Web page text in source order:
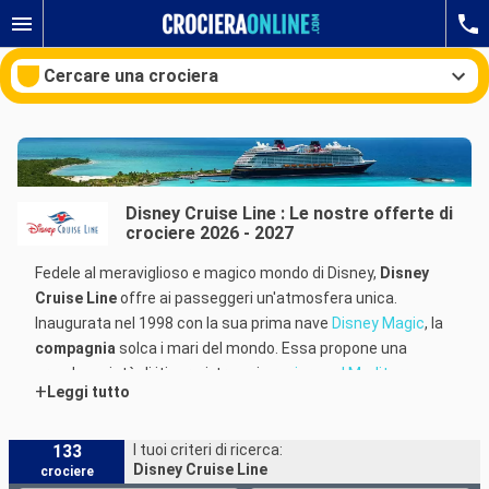
Cercare una crociera
Mesi di partenza
Porti Compagnie
Ricerca
Disney Cruise Line : Le nostre offerte di
crociere 2026 - 2027
Fedele al meraviglioso e magico mondo di Disney, Disney
Cruise Lineoffre ai passeggeri un'atmosfera unica.
Inaugurata nel 1998 con la sua prima nave Disney Magic, la
compagnia solca i mari del mondo. Essa propone una
grande varietà di itinerari, tra cui
crociere nel Mediterraneo
o alleBahamas
famosi di Disney per arredare le sue imbarcazioni. La flotta
è composta da cinque navi di lusso che accolgono tra 2500
+ Leggi tutto
133
crociere
I tuoi criteri di ricerca:
Disney Cruise Line